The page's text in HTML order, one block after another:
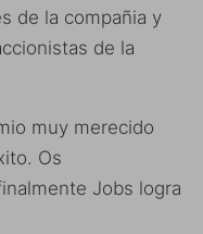
de la compañia y
de la
muy merecido
Os
Jobs logra